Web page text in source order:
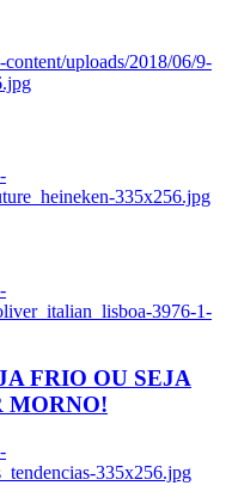
uploads/2018/06/9-
335x256.jpg
3976-1-
FRIO OU SEJA
MORNO!
335x256.jpg